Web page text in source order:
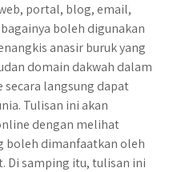
portal, blog, email,
boleh digunakan
anasir buruk yang
domain dakwah dalam
secara langsung dapat
Tulisan ini akan
dengan melihat
boleh dimanfaatkan oleh
Di samping itu, tulisan ini